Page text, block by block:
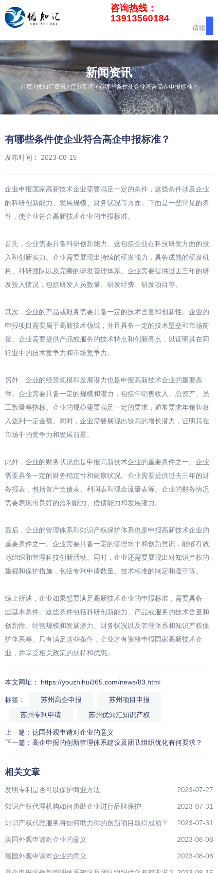
咨询热线：
13913560184
新闻资讯
首页 / 优知汇资讯 /行业新闻 /有哪些条件使企业符合高企申报标准？
有哪些条件使企业符合高企申报标准？
发布时间： 2023-08-15
企业申报国家高新技术企业需要满足一定的条件，这些条件涉及企业
的科研创新能力、发展规模、财务状况等方面。下面是一些常见的条
件，使企业符合高新技术企业的申报标准。
首先，企业需要具备科研创新能力。这包括企业在科技研发方面的投
入和创新实力。企业需要展现出持续的研发能力，具备成熟的研发机
构、科研团队以及完善的研发管理体系。企业需要提供过去三年的研
发投入情况，包括研发人员数量、研发经费、研发项目等。
其次，企业的产品或服务需要具备一定的技术含量和创新性。企业的
申报项目需要属于高新技术领域，并且具备一定的技术壁垒和市场前
景。企业需要提供产品或服务的技术特点和创新亮点，以证明其在同
行业中的技术竞争力和市场竞争力。
另外，企业的经营规模和发展潜力也是申报高新技术企业的重要条
件。企业需要具备一定的规模和潜力，包括年销售收入、总资产、员
工数量等指标。企业的规模需要满足一定的要求，通常要求年销售收
入达到一定金额。同时，企业需要展现出较高的增长潜力，证明其在
市场中的竞争力和发展前景。
此外，企业的财务状况也是申报高新技术企业的重要条件之一。企业
需要具备一定的财务稳定性和健康状况。企业需要提供过去三年的财
务报表，包括资产负债表、利润表和现金流量表等。企业的财务情况
需要表现出良好的盈利能力、偿债能力和发展潜力。
最后，企业的管理体系和知识产权保护体系也是申报高新技术企业的
重要条件之一。企业需要具备一定的管理水平和创新意识，能够有效
地组织和管理科技创新活动。同时，企业还需要展现出对知识产权的
重视和保护措施，包括专利申请数量、技术标准的制定和遵守等。
综上所述，企业如果想要满足高新技术企业的申报标准，需要具备一
些基本条件。这些条件包括科研创新能力、产品或服务的技术含量和
创新性、经营规模和发展潜力、财务状况以及管理体系和知识产权保
护体系等。只有满足这些条件，企业才有资格申报国家高新技术企
业，并享受相关政策的扶持和优惠。
本文网址： https://youzhihui365.com/news/83.html
标签： 苏州高企申报
苏州项目申报
苏州专利申请
苏州优知汇知识产权
上一篇： 德国外观申请对企业的意义
下一篇： 高企申报的创新管理体系建设及团队组织优化有何要求？
相关文章
2023-07-27
发明专利是否可以保护商业方法
2023-07-31
知识产权代理机构如何协助企业进行品牌保护
2023-07-31
知识产权代理服务将如何助力你的创新项目取得成功？
2023-08-08
美国外观申请对企业的意义
2023-08-08
德国外观申请对企业的意义